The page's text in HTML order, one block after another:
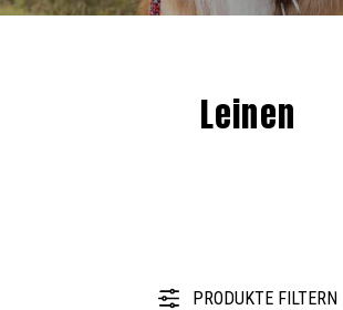
Leinen
PRODUKTE FILTERN